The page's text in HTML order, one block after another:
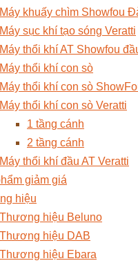
Máy khuấy chìm Showfou
Máy sục khí tạo sóng Veratti
Máy thổi khí AT Showfou
Máy thổi khí con sò
Máy thổi khí con sò
Máy thổi khí con sò Veratti
1 tầng cánh
2 tầng cánh
Máy thổi khí đầu AT Veratti
giảm giá
hiệu
Thương hiệu Beluno
Thương hiệu DAB
Thương hiệu Ebara